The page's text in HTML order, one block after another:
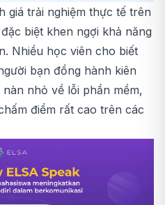
giá trải nghiệm thực tế trên
biệt khen ngợi khả năng
Nhiều học viên cho biết
bạn đồng hành kiên
nhỏ về lỗi phần mềm,
điểm rất cao trên các